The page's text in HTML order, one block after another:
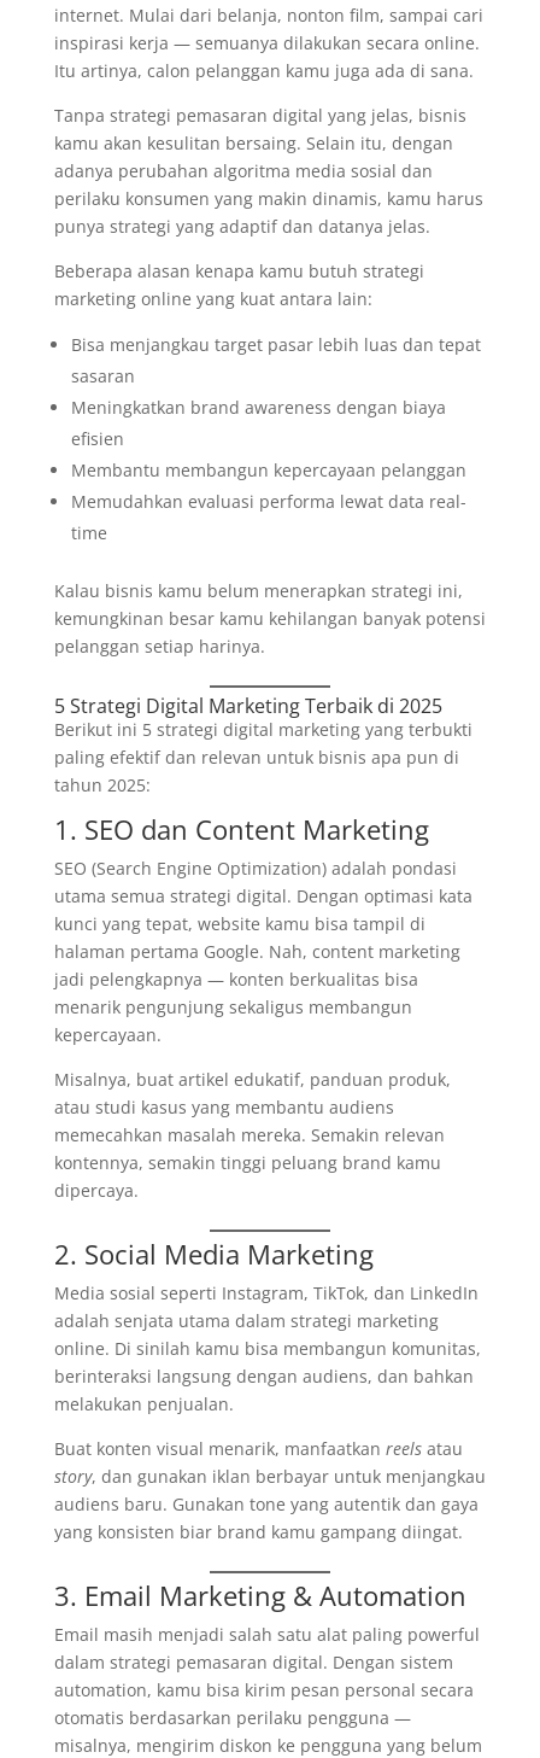
internet. Mulai dari belanja, nonton film, sampai cari
inspirasi kerja — semuanya dilakukan secara online.
Itu artinya, calon pelanggan kamu juga ada di sana.
Tanpa strategi pemasaran digital yang jelas, bisnis
kamu akan kesulitan bersaing. Selain itu, dengan
adanya perubahan algoritma media sosial dan
perilaku konsumen yang makin dinamis, kamu harus
punya strategi yang adaptif dan datanya jelas.
Beberapa alasan kenapa kamu butuh strategi
marketing online yang kuat antara lain:
Bisa menjangkau target pasar lebih luas dan tepat
sasaran
Meningkatkan brand awareness dengan biaya
efisien
Membantu membangun kepercayaan pelanggan
Memudahkan evaluasi performa lewat data real-
time
Kalau bisnis kamu belum menerapkan strategi ini,
kemungkinan besar kamu kehilangan banyak potensi
pelanggan setiap harinya.
5 Strategi Digital Marketing Terbaik di 2025
Berikut ini 5 strategi digital marketing yang terbukti
paling efektif dan relevan untuk bisnis apa pun di
tahun 2025:
1. SEO dan Content Marketing
SEO (Search Engine Optimization) adalah pondasi
utama semua strategi digital. Dengan optimasi kata
kunci yang tepat, website kamu bisa tampil di
halaman pertama Google. Nah, content marketing
jadi pelengkapnya — konten berkualitas bisa
menarik pengunjung sekaligus membangun
kepercayaan.
Misalnya, buat artikel edukatif, panduan produk,
atau studi kasus yang membantu audiens
memecahkan masalah mereka. Semakin relevan
kontennya, semakin tinggi peluang brand kamu
dipercaya.
2. Social Media Marketing
Media sosial seperti Instagram, TikTok, dan LinkedIn
adalah senjata utama dalam strategi marketing
online. Di sinilah kamu bisa membangun komunitas,
berinteraksi langsung dengan audiens, dan bahkan
melakukan penjualan.
Buat konten visual menarik, manfaatkan reelsatau
story, dan gunakan iklan berbayar untuk menjangkau
audiens baru. Gunakan tone yang autentik dan gaya
yang konsisten biar brand kamu gampang diingat.
3. Email Marketing & Automation
Email masih menjadi salah satu alat paling powerful
dalam strategi pemasaran digital. Dengan sistem
automation, kamu bisa kirim pesan personal secara
otomatis berdasarkan perilaku pengguna —
misalnya, mengirim diskon ke pengguna yang belum